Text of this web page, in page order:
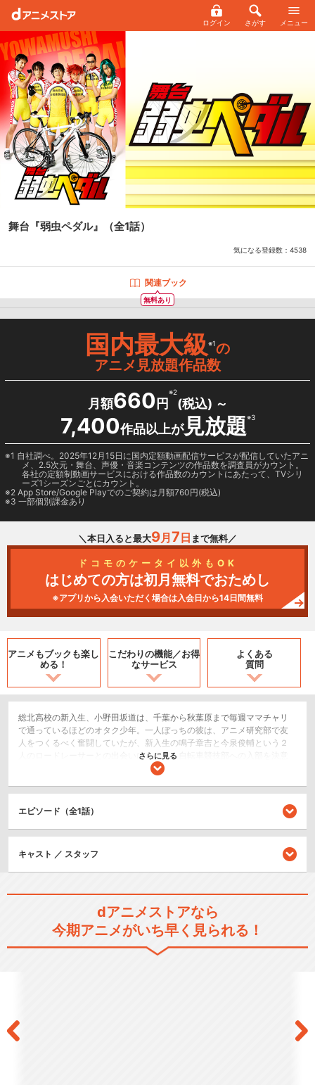
ログイン さがす メニュー
舞台『弱虫ペダル』 （全1話）
気になる登録数： 4538
無料あり
関連ブック
国内最大級※1の
アニメ見放題作品数
月額660 円
※2
(税込) ～
7,400作品以上が見放題※3
1 自社調べ。2025年12月15日に国内定額動画配信サービスが配信していたアニ
メ、2.5次元・舞台、声優・音楽コンテンツの作品数を調査員がカウント。
各社の定額制動画サービスにおける作品数のカウントにあたって、TVシリ
ーズ1シーズンごとにカウント。
2 App Store/Google Playでのご契約は月額760円(税込)
3 一部個別課金あり
＼本日入ると最大9月 7 日 まで無料／
ドコモのケータイ以外もOK
はじめての方は初月無料でおためし
※アプリから入会いただく場合は入会日から14日間無料
アニメもブックも楽し
める！
こだわりの機能／お得
なサービス
よくある
質問
総北高校の新入生、小野田坂道は、千葉から秋葉原まで毎週ママチャリ
で通っているほどのオタク少年。一人ぼっちの彼は、アニメ研究部で友
人をつくるべく奮闘していたが、新入生の鳴子章吉と今泉俊輔という２
人のロードレーサーとの出会いによって、自転車競技部への入部を決意
する。入部早々、「インターハイ優勝」が悲願である先輩部員たちによ
富んだ６０ｋｍのコースを制するのは…？
2.5次元舞台
シリーズ／関連のアニメ作品
さらに見る
エピソード（全1話）
キャスト ／ スタッフ
dアニメストアなら
今期アニメがいち早く見られる！